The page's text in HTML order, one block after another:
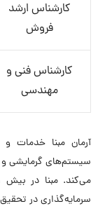
کارشناس ارشد
فروش
کارشناس فنی و
مهندسی
آرمان مبنا خدمات
سیستم‌های گرمایشی
می‌کند. مبنا در بیش
سرمایه‌گذاری در